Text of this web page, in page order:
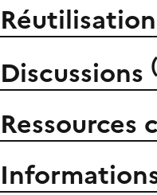
Discussions (
Ressources